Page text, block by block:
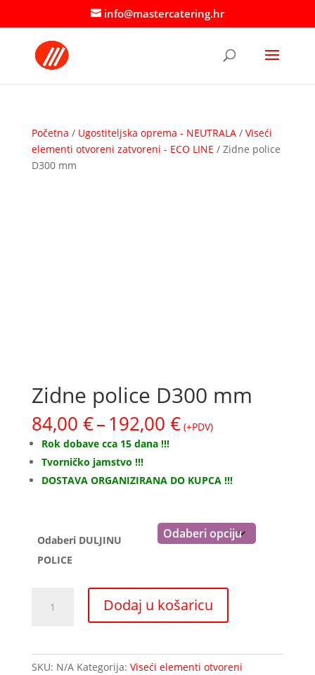
info@mastercatering.hr
Početna / Ugostiteljska oprema - NEUTRALA/ Viseći
elementi otvoreni zatvoreni - ECO LINE / Zidne police
D300 mm
Zidne police D300 mm
84,00 €–192,00 €Raspon
cijena:
84,00 €
do
(+PDV)
Rok dobave cca 15 dana !!!
Tvorničko jamstvo !!!
DOSTAVA ORGANIZIRANA DO KUPCA !!!
Odaberi DULJINU
POLICE
police
Dodaj u košaricu
SKU: N/A Kategorija: Viseći elementi otvoreni